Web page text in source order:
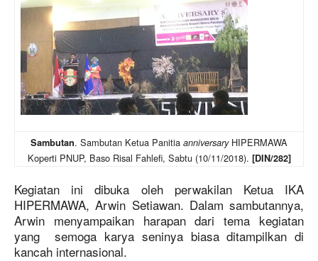
Sambutan. Sambutan Ketua Panitia anniversaryHIPERMAWA
Koperti PNUP, Baso Risal Fahlefi, Sabtu (10/11/2018). [DIN/282]
Kegiatan ini dibuka oleh perwakilan Ketua IKA
HIPERMAWA, Arwin Setiawan. Dalam sambutannya,
Arwin menyampaikan harapan dari tema kegiatan
yang semoga karya seninya biasa ditampilkan di
kancah internasional.